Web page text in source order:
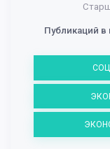
Публикаций в